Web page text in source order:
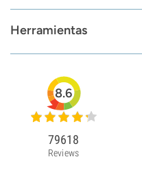
Herramientas
8.6
79618
Reviews